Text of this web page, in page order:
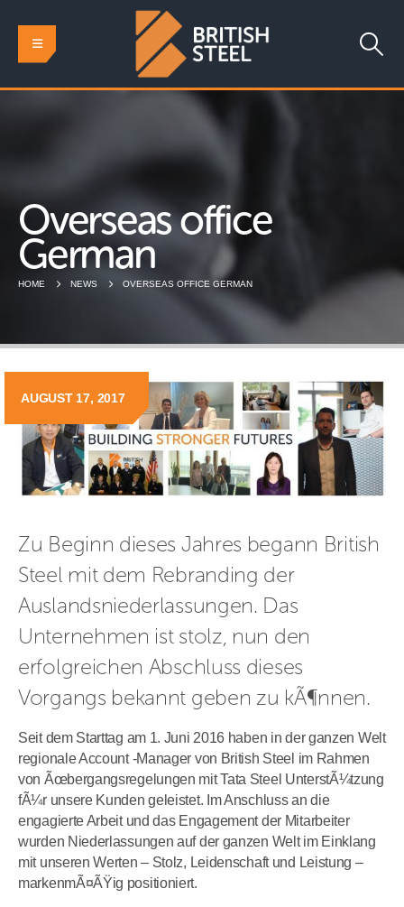
Overseas office
German
HOME NEWS OVERSEAS OFFICE GERMAN
AUGUST 17, 2017
Zu Beginn dieses Jahres begann British
Steel mit dem Rebranding der
Auslandsniederlassungen. Das
Unternehmen ist stolz, nun den
erfolgreichen Abschluss dieses
Vorgangs bekannt geben zu kÃ¶nnen.
Seit dem Starttag am 1. Juni 2016 haben in der ganzen Welt
regionale Account -Manager von British Steel im Rahmen
von Ãœbergangsregelungen mit Tata Steel UnterstÃ¼tzung
fÃ¼r unsere Kunden geleistet. Im Anschluss an die
engagierte Arbeit und das Engagement der Mitarbeiter
wurden Niederlassungen auf der ganzen Welt im Einklang
mit unseren Werten – Stolz, Leidenschaft und Leistung –
markenmÃ¤ÃŸig positioniert.